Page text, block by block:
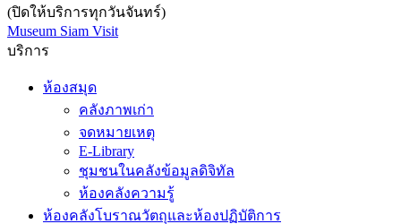
(ปิดให้บริการทุกวันจันทร์)
Museum Siam Visit
บริการ
ห้องสมุด
คลังภาพเก่า
จดหมายเหตุ
E-Library
ชุมชนในคลังข้อมูลดิจิทัล
ห้องคลังความรู้
ห้องคลังโบราณวัตถุและห้องปฏิบัติการ